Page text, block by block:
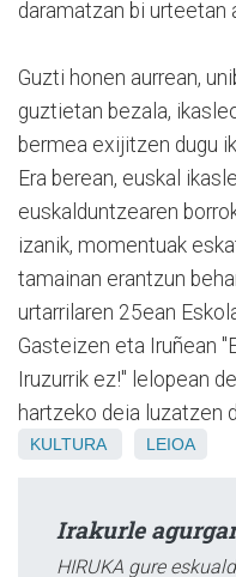
daramatzan bi urteetan
Guzti honen aurrean,
guztietan bezala,
bermea exijitzen dugu
Era berean, euskal
euskalduntzearen
izanik, momentuak
tamainan erantzun
urtarrilaren 25ean
Gasteizen eta Iruñean
Iruzurrik ez!" lelopean
hartzeko deia luzatzen
KULTURA LEIOA
Irakurle
HIRUKA gure